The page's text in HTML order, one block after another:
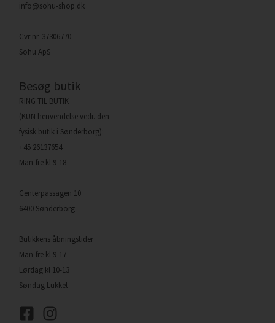
info@sohu-shop.dk
Cvr nr. 37306770
Sohu ApS
Besøg butik
RING TIL BUTIK
(KUN henvendelse vedr. den
fysisk butik i Sønderborg):
+45 26137654
Man-fre kl 9-18
Centerpassagen 10
6400 Sønderborg
Butikkens åbningstider
Man-fre kl 9-17
Lørdag kl 10-13
Søndag Lukket